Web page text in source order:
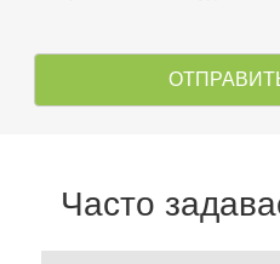
Часто